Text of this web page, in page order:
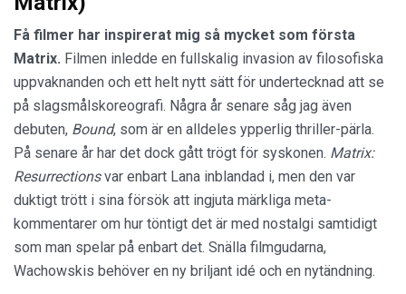
Få filmer har inspirerat mig så mycket som första
Matrix. Filmen inledde en fullskalig invasion av filosofiska
uppvaknanden och ett helt nytt sätt för undertecknad att se
på slagsmålskoreografi. Några år senare såg jag även
debuten, Bound, som är en alldeles ypperlig thriller-pärla.
På senare år har det dock gått trögt för syskonen. Matrix:
Resurrectionsvar enbart Lana inblandad i, men den var
duktigt trött i sina försök att ingjuta märkliga meta-
kommentarer om hur töntigt det är med nostalgi samtidigt
som man spelar på enbart det. Snälla filmgudarna,
Wachowskis behöver en ny briljant idé och en nytändning.